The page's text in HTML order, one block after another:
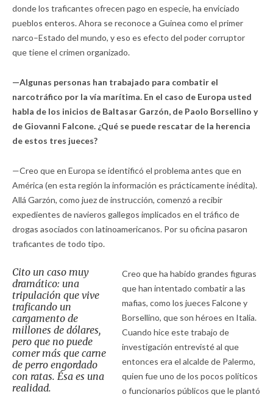
donde los traficantes ofrecen pago en especie, ha enviciado
pueblos enteros. Ahora se reconoce a Guinea como el primer
narco–Estado del mundo, y eso es efecto del poder corruptor
que tiene el crimen organizado.
—Algunas personas han trabajado para combatir el
narcotráfico por la vía marítima. En el caso de Europa usted
habla de los inicios de Baltasar Garzón, de Paolo Borsellino y
de Giovanni Falcone. ¿Qué se puede rescatar de la herencia
de estos tres jueces?
—Creo que en Europa se identificó el problema antes que en
América (en esta región la información es prácticamente inédita).
Allá Garzón, como juez de instrucción, comenzó a recibir
expedientes de navieros gallegos implicados en el tráfico de
drogas asociados con latinoamericanos. Por su oficina pasaron
traficantes de todo tipo.
Cito un caso muy
dramático: una
tripulación que vive
traficando un
cargamento de
millones de dólares,
pero que no puede
comer más que carne
de perro engordado
con ratas. Ésa es una
realidad.
Creo que ha habido grandes figuras
que han intentado combatir a las
mafias, como los jueces Falcone y
Borsellino, que son héroes en Italia.
Cuando hice este trabajo de
investigación entrevisté al que
entonces era el alcalde de Palermo,
quien fue uno de los pocos políticos
o funcionarios públicos que le plantó